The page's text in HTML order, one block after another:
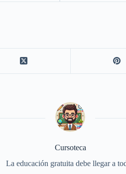
Cursoteca
La educación gratuita debe llegar a